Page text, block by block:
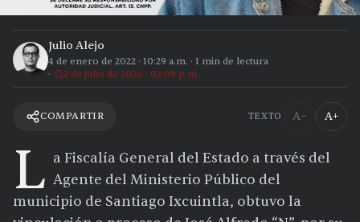
Julio Alejo
4 de enero de 2022 · 10:29 a.m. · 1 min de lectura
2 de julio de 2026 · 02:09 p.m.
COMPARTIR TEXTO A− A+
L a Fiscalía General del Estado a través del
Agente del Ministerio Público del
municipio de Santiago Ixcuintla, obtuvo la